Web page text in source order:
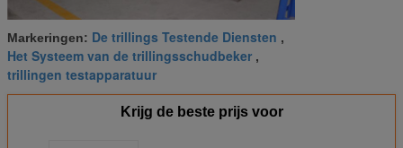
Markeringen: De trillings Testende Diensten ,
Het Systeem van de trillingsschudbeker ,
trillingen testapparatuur
Krijg de beste prijs voor